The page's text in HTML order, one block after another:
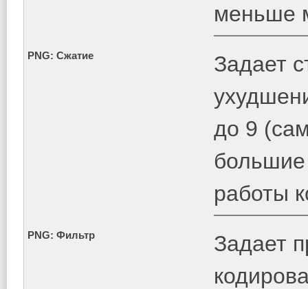
меньше
PNG: Сжатие
Задает
до 9
большие
работы
PNG: Фильтр
Задает